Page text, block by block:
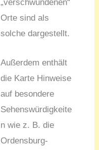
„verschwundenen“
Orte sind als
solche dargestellt.
Außerdem enthält
die Karte Hinweise
auf besondere
Sehenswürdigkeite
n wie z. B. die
Ordensburg-